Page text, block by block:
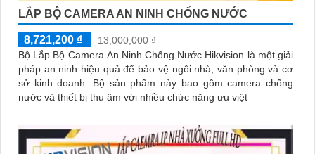
LẮP BỘ CAMERA AN NINH CHỐNG NƯỚC
8,721,200 ₫
13,000,000 ₫
Bộ Lắp Bộ Camera An Ninh Chống Nước Hikvision là một giải
pháp an ninh hiệu quả để bảo vệ ngôi nhà, văn phòng và cơ
sở kinh doanh. Bộ sản phẩm này bao gồm camera chống
nước và thiết bị thu âm với nhiều chức năng ưu việt